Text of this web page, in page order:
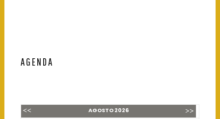
AGENDA
AGOSTO2026